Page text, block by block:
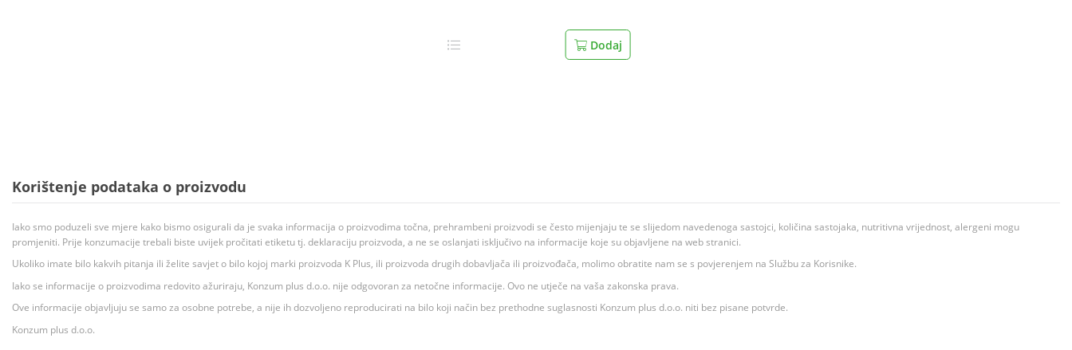
Dodaj
Korištenje podataka o proizvodu
Iako smo poduzeli sve mjere kako bismo osigurali da je svaka informacija o proizvodima točna, prehrambeni proizvodi se često mijenjaju te se slijedom navedenoga sastojci, količina sastojaka, nutritivna vrijednost, alergeni mogu
promjeniti. Prije konzumacije trebali biste uvijek pročitati etiketu tj. deklaraciju proizvoda, a ne se oslanjati isključivo na informacije koje su objavljene na web stranici.
Ukoliko imate bilo kakvih pitanja ili želite savjet o bilo kojoj marki proizvoda K Plus, ili proizvoda drugih dobavljača ili proizvođača, molimo obratite nam se s povjerenjem na Službu za Korisnike.
Iako se informacije o proizvodima redovito ažuriraju, Konzum plus d.o.o. nije odgovoran za netočne informacije. Ovo ne utječe na vaša zakonska prava.
Ove informacije objavljuju se samo za osobne potrebe, a nije ih dozvoljeno reproducirati na bilo koji način bez prethodne suglasnosti Konzum plus d.o.o. niti bez pisane potvrde.
Konzum plus d.o.o.